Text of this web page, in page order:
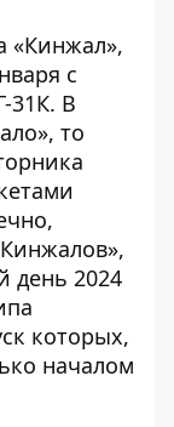
«Кинжал»,
с
31К. В
то
день 2024
которых,
началом